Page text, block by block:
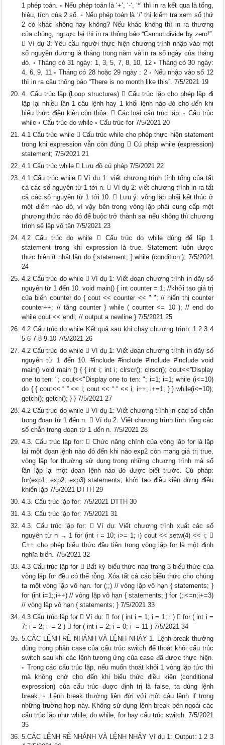
1 phép toán. ◦ Nếu phép toán là ‘+’, ‘-‘, ‘*’ thì in ra kết qua là tổng,
hiệu, tích của 2 số. ◦ Nếu phép toán là ‘/’ thì kiểm tra xem số thứ
2 có khác không hay không? Nếu khác không thì in ra thương
của chúng, ngược lại thì in ra thông báo “Cannot divide by zero!”.
 Ví dụ 3: Yêu cầu người thực hiện chương trình nhập vào một
số nguyên dương là tháng trong năm và in ra số ngày của tháng
đó. ◦ Tháng có 31 ngày: 1, 3, 5, 7, 8, 10, 12 ◦ Tháng có 30 ngày:
4, 6, 9, 11 ◦ Tháng có 28 hoặc 29 ngày : 2 ◦ Nếu nhập vào số 12
thì in ra câu thông báo “There is no month like this”. 7/5/2021 19
4. Cấu trúc lặp (Loop structures)  Cấu trúc lặp cho phép lặp đi
lặp lại nhiều lần 1 câu lệnh hay 1 khối lệnh nào đó cho đến khi
biểu thức điều kiện còn thỏa.  Các loại cấu trúc lặp: ◦ Cấu trúc
while ◦ Cấu trúc do while ◦ Cấu trúc for 7/5/2021 20
4.1 Cấu trúc while  Cấu trúc while cho phép thực hiện statement
trong khi expression vẫn còn đúng  Cú pháp while (expression)
statement; 7/5/2021 21
4.1 Cấu trúc while  Lưu đồ cú pháp 7/5/2021 22
4.1 Cấu trúc while  Ví dụ 1: viết chương trình tính tổng của tất
cả các số nguyên từ 1 tới n.  Ví dụ 2: viết chương trình in ra tất
cả các số nguyên từ 1 tới 10.  Lưu ý: vòng lặp phải kết thúc ở
một điểm nào đó, vì vậy bên trong vòng lặp phải cung cấp một
phương thức nào đó để buộc trở thành sai nếu không thì chương
trình sẽ lặp vô tận 7/5/2021 23
4.2 Cấu trúc do while  Cấu trúc do while dùng để lặp 1
statement trong khi expression là true. Statement luôn được
thực hiện ít nhất lần do { statement; } while (condition ); 7/5/2021
24
4.2 Cấu trúc do while  Ví dụ 1: Viết đoạn chương trình in dãy số
nguyên từ 1 đến 10. void main() { int counter = 1; //khởi tạo giá trị
của biến counter do { cout << counter << " "; // hiển thị counter
counter++; // tăng counter } while ( counter <= 10 ); // end do
while cout << endl; // output a newline } 7/5/2021 25
4.2 Cấu trúc do while Kết quả sau khi chạy chương trình: 1 2 3 4
5 6 7 8 9 10 7/5/2021 26
4.2 Cấu trúc do while  Ví dụ 1: Viết đoạn chương trình in dãy số
nguyên từ 1 đến 10. #include #include #include #include void
main() void main () { { int i; int i; clrscr(); clrscr(); cout<<”Display
one to ten: "; cout<<"Display one to ten: "; i=1; i=1; while (i<=10)
do { { cout<< “ ” << i; cout << “ “ << i; i++; i+=1; } } while(i<=10);
getch(); getch(); } } 7/5/2021 27
4.2 Cấu trúc do while  Ví dụ 1: Viết chương trình in các số chẵn
trong đoạn từ 1 đến n.  Ví dụ 2: Viết chương trình tính tổng các
số chẵn trong đoạn từ 1 đến n. 7/5/2021 28
4.3. Cấu trúc lặp for:  Chức năng chính của vòng lăp for là lặp
lại một đọan lệnh nào đó đến khi nào exp2 còn mang giá trị true,
vòng lặp for thường sử dụng trong những chương trình mà số
lần lặp lại một đọan lệnh nào đó được biết trước. Cú pháp:
for(exp1; exp2; exp3) statements; khởi tạo điều kiện dừng điều
khiển lặp 7/5/2021 DTTH 29
4.3. Cấu trúc lặp for: 7/5/2021 DTTH 30
4.3. Cấu trúc lặp for: 7/5/2021 31
4.3. Cấu trúc lặp for:  Ví dụ: Viết chương trình xuất các số
nguyên từ n → 1 for (int i = 10; i>= 1; i) cout << setw(4) << i; 
C++ cho phép biểu thức đầu tiên trong vòng lặp for là một định
nghĩa biến. 7/5/2021 32
4.3 Cấu trúc lặp for  Bất kỳ biểu thức nào trong 3 biểu thức của
vòng lặp for đều có thể rỗng. Xóa tất cả các biểu thức cho chúng
ta một vòng lặp vô hạn. for (;;) // vòng lặp vô hạn { statements; }
for (int i=1;;i++) // vòng lặp vô hạn { statements; } for (;i<=n;i+=3)
// vòng lặp vô hạn { statements; } 7/5/2021 33
4.3 Cấu trúc lặp for  Ví dụ:  for ( int i = 1; i = 1; i )  for ( int i =
7; i = 2; i -= 2 )  for ( int i = 2; i = 0; i -= 11 ) 7/5/2021 34
5.CÁC LỆNH RẼ NHÁNH VÀ LỆNH NHẢY 1. Lệnh break thường
dùng trong phần case của cấu trúc switch để thoát khỏi cấu trúc
switch sau khi các lệnh tương ứng của case đã được thực hiện.
◦ Trong các cấu trúc lặp, nếu muốn thoát khỏi 1 vòng lặp tức thì
mà không chờ cho đến khi biểu thức điều kiện (conditional
expression) của cấu trúc đuợc định trị là false, ta dùng lệnh
break. ◦ Lệnh break thường liên đới với một câu lệnh if trong
những truờng hợp này. Không sử dụng lệnh break bên ngoài các
cấu trúc lặp như while, do while, for hay cấu trúc switch. 7/5/2021
35
5.CÁC LỆNH RẼ NHÁNH VÀ LỆNH NHẢY Ví dụ 1: Output: 1 2 3